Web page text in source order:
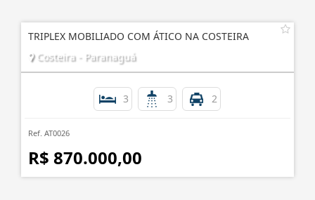
TRIPLEX MOBILIADO COM ÁTICO NA COSTEIRA
Costeira - Paranaguá
3 3 2
Ref. AT0026
R$ 870.000,00